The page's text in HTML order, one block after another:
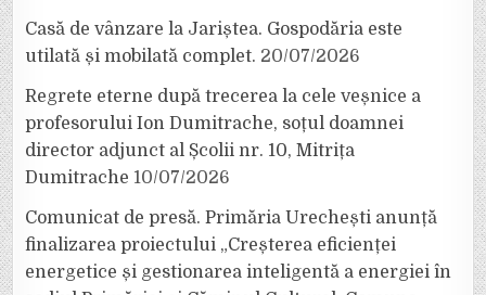
Casă de vânzare la Jariștea. Gospodăria este
utilată și mobilată complet. 20/07/2026
Regrete eterne după trecerea la cele veșnice a
profesorului Ion Dumitrache, soțul doamnei
director adjunct al Școlii nr. 10, Mitrița
Dumitrache 10/07/2026
Comunicat de presă. Primăria Urechești anunță
finalizarea proiectului „Creșterea eficienței
energetice și gestionarea inteligentă a energiei în